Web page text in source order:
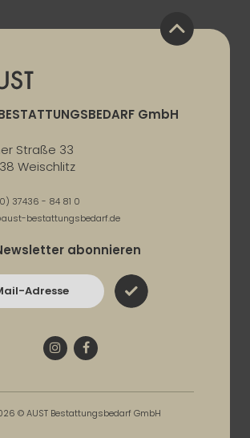
GmbH
Straße 33
Weischlitz
37436 - 84 81 0
bestattungsbedarf.de
abonnieren
InstagramFacebook
© AUST Bestattungsbedarf GmbH